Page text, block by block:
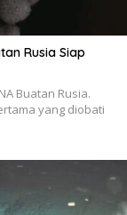
Rusia Siap
Buatan Rusia.
yang diobati